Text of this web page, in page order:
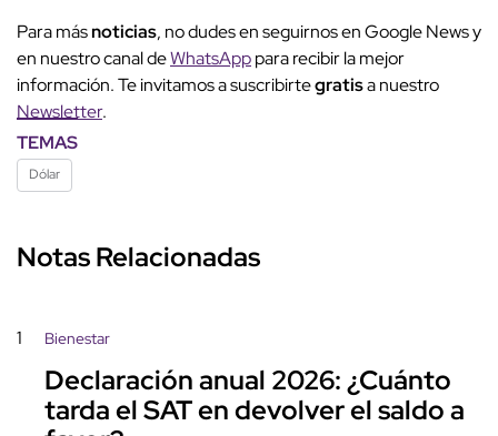
Para másnoticias, no dudes en seguirnos en Google News y
en nuestro canal deWhatsApppara recibir la mejor
información. Te invitamos a suscribirtegratisa nuestro
Newsletter.
TEMAS
Dólar
Notas Relacionadas
1 Bienestar
Declaración anual 2026: ¿Cuánto
tarda el SAT en devolver el saldo a